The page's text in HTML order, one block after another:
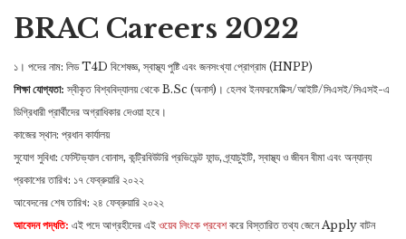
BRAC Careers 2022
১। পদের নাম: লিড T4D বিশেষজ্ঞ, স্বাস্থ্য পুষ্টি এবং জনসংখ্যা প্রোগ্রাম (HNPP)
শিক্ষা যোগ্যতা: স্বীকৃত বিশ্ববিদ্যালয় থেকে B.Sc (অনার্স)। হেলথ ইনফরমেটিক্স/আইটি/সিএসই/সিএসই-এ
ডিগ্রিধারী প্রার্থীদের অগ্রাধিকার দেওয়া হবে।
কাজের স্থান: প্রধান কার্যালয়
সুযোগ সুবিধা: ফেস্টিভ্যাল বোনাস, কন্ট্রিবিউটরি প্রভিডেন্ট ফান্ড, গ্র্যাচুইটি, স্বাস্থ্য ও জীবন বীমা এবং অন্যান্য
প্রকাশের তারিখ: ১৭ ফেব্রুয়ারি ২০২২
আবেদনের শেষ তারিখ: ২৪ ফেব্রুয়ারি ২০২২
আবেদন পদ্ধতি: এই পদে আগ্রহীদের এই ওয়েব লিংকে প্রবেশকরে বিস্তারিত তথ্য জেনে Apply বাটন